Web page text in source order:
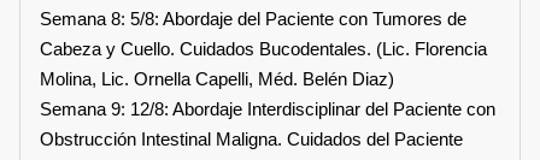
Semana 8: 5/8: Abordaje del Paciente con Tumores de
Cabeza y Cuello. Cuidados Bucodentales. (Lic. Florencia
Molina, Lic. Ornella Capelli, Méd. Belén Diaz)
Semana 9: 12/8: Abordaje Interdisciplinar del Paciente con
Obstrucción Intestinal Maligna. Cuidados del Paciente